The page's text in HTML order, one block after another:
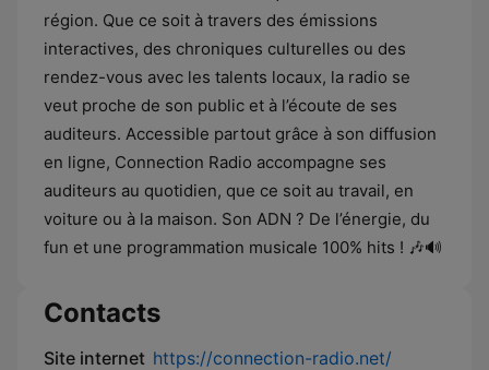
région. Que ce soit à travers des émissions
interactives, des chroniques culturelles ou des
rendez-vous avec les talents locaux, la radio se
veut proche de son public et à l’écoute de ses
auditeurs. Accessible partout grâce à son diffusion
en ligne, Connection Radio accompagne ses
auditeurs au quotidien, que ce soit au travail, en
voiture ou à la maison. Son ADN ? De l’énergie, du
fun et une programmation musicale 100% hits ! 🎶🔊
Contacts
Site internet https://connection-radio.net/